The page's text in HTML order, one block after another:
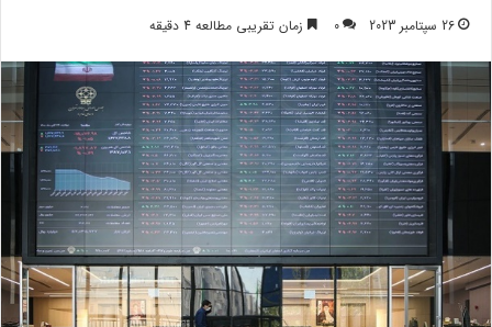
26 سپتامبر 2023 0 زمان تقریبی مطالعه 4 دقیقه